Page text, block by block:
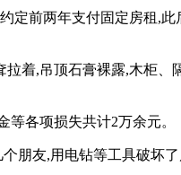
定前两年支付固定房租,
着,吊顶石膏裸露,木柜
各项损失共计2万余元。
朋友,用电钻等工具破坏